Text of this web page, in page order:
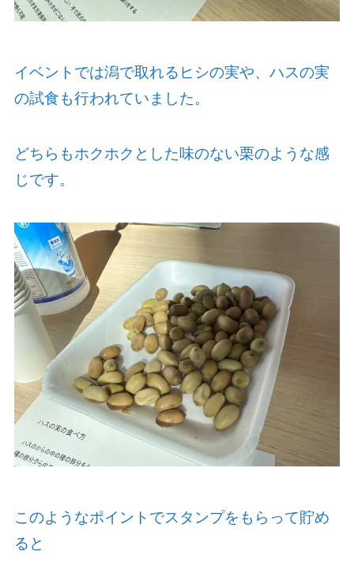
イベントでは潟で取れるヒシの実や、ハスの実
の試食も行われていました。
どちらもホクホクとした味のない栗のような感
じです。
このようなポイントでスタンプをもらって貯め
ると